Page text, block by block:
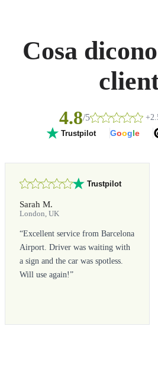
Cosa
4.8/5
Trustpilot Google
Trustpilot
Sarah M.
London, UK
“Excellent service from Barcelona
Airport. Driver was waiting with
a sign and the car was spotless.
Will use again!”